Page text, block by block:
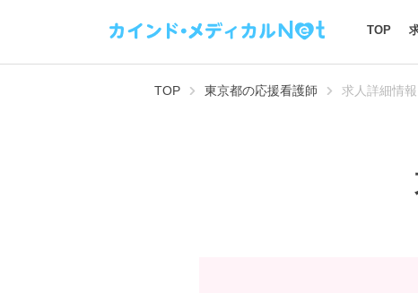
TOP
TOP 東京都の応援看護師 求人詳細情報